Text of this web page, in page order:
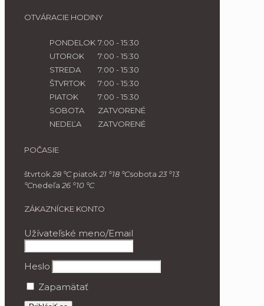
OTVÁRACIE HODINY
PONDELOK 7:00 - 15:30
UTOROK
7:00 - 15:30
STREDA
7:00 - 15:30
ŠTVRTOK
7:00 - 15:30
PIATOK
7:00 - 15:30
SOBOTA
ZATVORENÉ
NEDEĽA
ZATVORENÉ
POČASIE
štvrtok 28 °C piatok 21 °18 °Csobota 23 °13
°Cnedeľa 26 °10 °C
ZÁKAZNÍCKE KONTO
Užívateľské meno/Email
Heslo
Zapamätať